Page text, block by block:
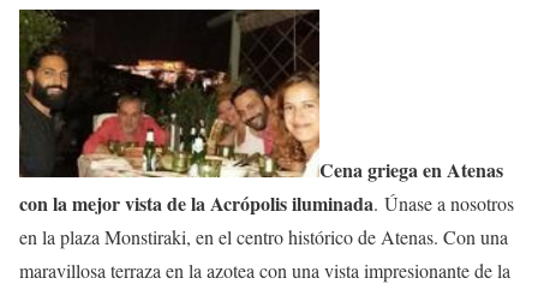
Cena griega en Atenas
con la mejor vista de la Acrópolis iluminada. Únase a nosotros
en la plaza Monstiraki, en el centro histórico de Atenas. Con una
maravillosa terraza en la azotea con una vista impresionante de la